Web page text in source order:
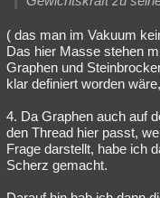
( das man im Vakuum
Das hier Masse stehen
Graphen und
klar definiert worden
4. Da Graphen auch auf
den Thread hier passt,
Frage darstellt, habe ich
Scherz gemacht.